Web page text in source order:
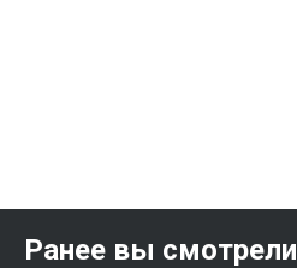
Ранее вы смотрели